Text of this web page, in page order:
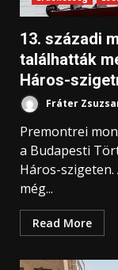
13. századi
találhatták
Háros-
Fráter
Premontrei
a Budapesti
Háros-
még...
Read More